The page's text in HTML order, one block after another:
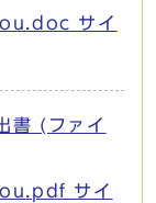
サイ
書 (ファイ
サイ